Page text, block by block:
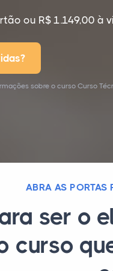
ou R$ 1.149,00 à
sobre o curso Curso
ABRA AS PORTAS
ser o
curso